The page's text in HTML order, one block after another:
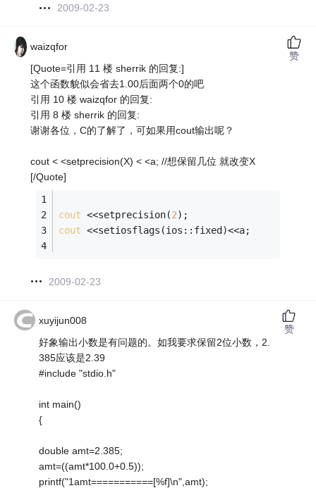
2009-02-23
waizqfor
[Quote=引用 11 楼 sherrik 的回复:]
这个函数貌似会省去1.00后面两个0的吧
引用 10 楼 waizqfor 的回复:
引用 8 楼 sherrik 的回复:
谢谢各位，C的了解了，可如果用cout输出呢？
cout < <setprecision(X) < <a; //想保留几位 就改变X
[/Quote]
cout <<setprecision(2);
cout <<setiosflags(ios::fixed)<<a;
2009-02-23
赞
xuyijun008
好象输出小数是有问题的。如我要求保留2位小数，2.
385应该是2.39
#include "stdio.h"
int main()
{
double amt=2.385;
amt=((amt*100.0+0.5));
printf("1amt===========[%f]\n",amt);
赞